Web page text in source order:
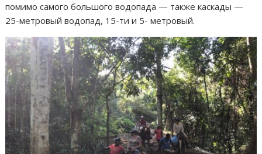
помимо самого большого водопада — также каскады —
25-метровый водопад, 15-ти и 5- метровый.